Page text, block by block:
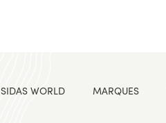
SIDAS WORLD MARQUES